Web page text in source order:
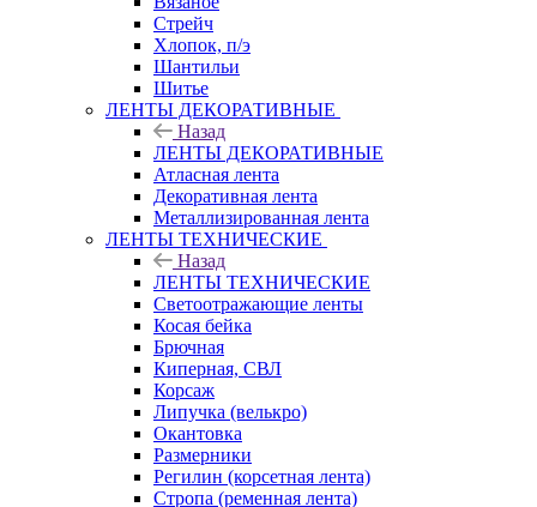
Стрейч
Хлопок, п/э
Шантильи
Шитье
ЛЕНТЫ ДЕКОРАТИВНЫЕ
Назад
ЛЕНТЫ ДЕКОРАТИВНЫЕ
Атласная лента
Декоративная лента
Металлизированная лента
ЛЕНТЫ ТЕХНИЧЕСКИЕ
Назад
ЛЕНТЫ ТЕХНИЧЕСКИЕ
Светоотражающие ленты
Косая бейка
Брючная
Киперная, СВЛ
Корсаж
Липучка (велькро)
Окантовка
Размерники
Регилин (корсетная лента)
Стропа (ременная лента)